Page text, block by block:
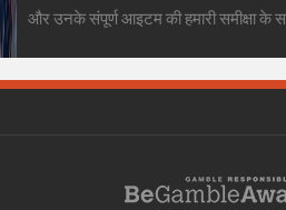
और उनके संपूर्ण आइटम की हमारी समीक्षा के